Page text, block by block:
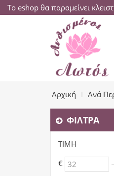
Το eshop θα παραμείνει
Αρχική Ανά
ΦΊΛΤΡΑ
ΤΙΜΉ
€